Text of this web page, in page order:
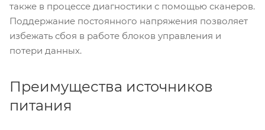
также в процессе диагностики с помощью сканеров.
Поддержание постоянного напряжения позволяет
избежать сбоя в работе блоков управления и
потери данных.
Преимущества источников
питания